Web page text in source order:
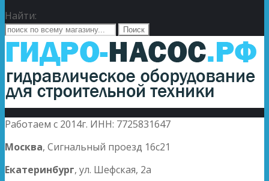
Найти:
Работаем с 2014г. ИНН: 7725831647
Москва, Сигнальный проезд 16с21
Екатеринбург, ул. Шефская, 2а